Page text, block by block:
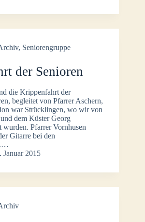
, Seniorengruppe
der Senioren
die Krippenfahrt der
begleitet von Pfarrer Aschern,
war Strücklingen, wo wir von
dem Küster Georg
wurden. Pfarrer Vornhusen
Gitarre bei den
Januar 2015